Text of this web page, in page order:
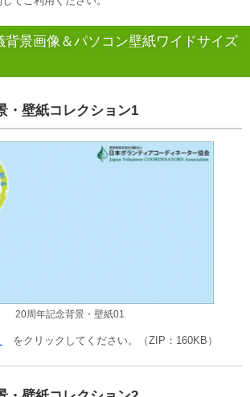
背景画像＆パソコン壁紙ワイドサイズ
壁紙コレクション1
20周年記念背景・壁紙01
をクリックしてください。（ZIP：160KB）